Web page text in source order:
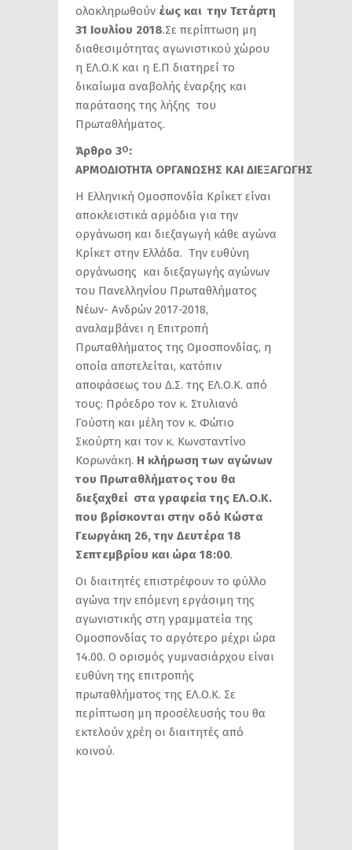
ολοκληρωθούν έως και την Τετάρτη
31 Ιουλίου 2018.Σε περίπτωση μη
διαθεσιμότητας αγωνιστικού χώρου
η ΕΛ.Ο.Κ και η Ε.Π διατηρεί το
δικαίωμα αναβολής έναρξης και
παράτασης της λήξης του
Πρωταθλήματος.
Άρθρο 3Ο:
ΑΡΜΟΔΙΟΤΗΤΑ ΟΡΓΑΝΩΣΗΣ ΚΑΙ ΔΙΕΞΑΓΩΓΗΣ
Η Ελληνική Ομοσπονδία Κρίκετ είναι
αποκλειστικά αρμόδια για την
οργάνωση και διεξαγωγή κάθε αγώνα
Κρίκετ στην Ελλάδα. Την ευθύνη
οργάνωσης και διεξαγωγής αγώνων
του Πανελληνίου Πρωταθλήματος
Νέων- Ανδρών 2017-2018,
αναλαμβάνει η Επιτροπή
Πρωταθλήματος της Ομοσπονδίας, η
οποία αποτελείται, κατόπιν
αποφάσεως του Δ.Σ. της ΕΛ.Ο.Κ. από
τους: Πρόεδρο τον κ. Στυλιανό
Γούστη και μέλη τον κ. Φώτιο
Σκούρτη και τον κ. Κωνσταντίνο
Κορωνάκη. Η κλήρωση των αγώνων
του Πρωταθλήματος του θα
διεξαχθεί στα γραφεία της ΕΛ.Ο.Κ.
που βρίσκονται στην οδό Κώστα
Γεωργάκη 26, την Δευτέρα 18
Σεπτεμβρίου και ώρα 18:00.
Οι διαιτητές επιστρέφουν το φύλλο
αγώνα την επόμενη εργάσιμη της
αγωνιστικής στη γραμματεία της
Ομοσπονδίας το αργότερο μέχρι ώρα
14.00. Ο ορισμός γυμνασιάρχου είναι
ευθύνη της επιτροπής
πρωταθλήματος της ΕΛ.Ο.Κ. Σε
περίπτωση μη προσέλευσής του θα
εκτελούν χρέη οι διαιτητές από
κοινού.